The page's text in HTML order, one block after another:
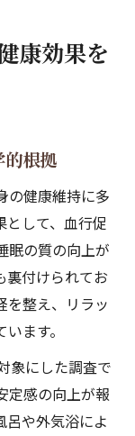
康効果を
的根拠
の健康維持に多
として、血行促
眠の質の向上が
裏付けられてお
を整え、リラッ
ます。
象にした調査で
定感の向上が報
呂や外気浴によ